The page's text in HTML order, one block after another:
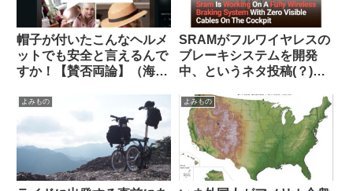
帽子が付いたこんなヘルメ
ットでも安全と言えるんで
すか！【賛否両論】（海外
SRAMがフルワイヤレスの
ブレーキシステムを開発
中、というネタ投稿(？)に
の反応【おもしろコメン
ト】
よみもの よみもの